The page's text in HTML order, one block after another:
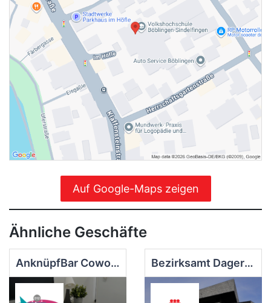
Auf Google-Maps zeigen
Ähnliche Geschäfte
AnknüpfBar Coworking Bezirksamt Dagersheim